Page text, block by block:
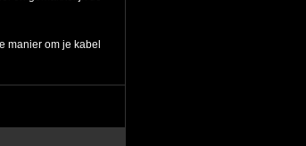
manier om je kabel